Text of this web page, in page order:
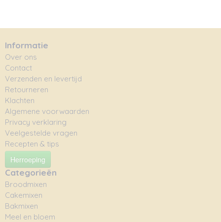
Informatie
Over ons
Contact
Verzenden en levertijd
Retourneren
Klachten
Algemene voorwaarden
Privacy verklaring
Veelgestelde vragen
Recepten & tips
Herroeping
Categorieën
Broodmixen
Cakemixen
Bakmixen
Meel en bloem